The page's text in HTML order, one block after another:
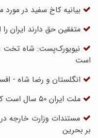
بیانیه کاخ سفید در مورد
متفقین حق دارند ایران را
نیویورک‌پست: شاه تخت
است
انگلستان و رضا شاه -
ملت ایران ۵۰ سال است که در این بند گرفتار است
بر بحرین